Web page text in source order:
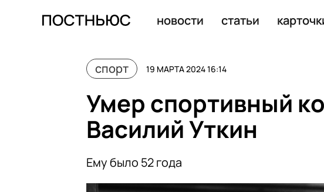
новости статьи
спорт 19 МАРТА 2024 16:14
Умер спортивный
Василий Уткин
Ему было 52 года